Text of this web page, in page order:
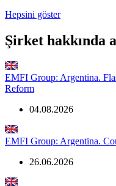
Hepsini göster
Şirket hakkında
EMFI Group: Argentina.
Reform
04.08.2026
EMFI Group: Argentina.
26.06.2026